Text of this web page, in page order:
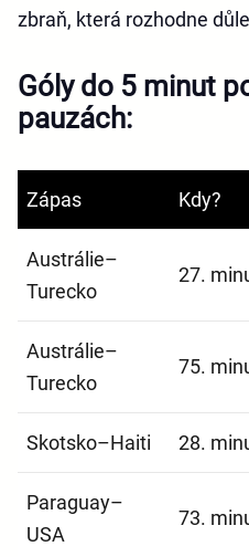
zbraň, která rozhodne
Góly do 5 minut
pauzách:
Zápas Kdy?
Austrálie–
Turecko
27.
Austrálie–
Turecko
75.
Skotsko–Haiti 28.
Paraguay–
USA
73.